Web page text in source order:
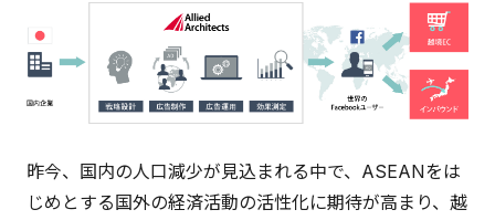
昨今、国内の人口減少が見込まれる中で、ASEANをは
じめとする国外の経済活動の活性化に期待が高まり、越